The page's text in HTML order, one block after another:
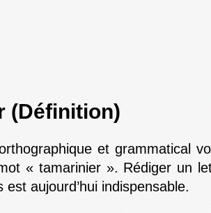
(Définition)
et grammatical
« tamarinier ». Rédiger un
aujourd’hui indispensable.